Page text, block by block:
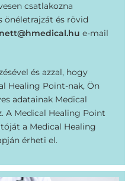
csatlakozna
önéletrajzát és rövid
e-mail
és azzal, hogy
Healing Point-nak, Ön
adatainak Medical
A Medical Healing Point
a Medical Healing
érheti el.